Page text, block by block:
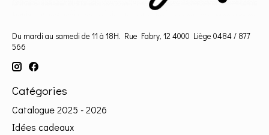
Du mardi au samedi de 11 à 18H. Rue Fabry, 12 4000 Liège 0484 / 877
566
Catégories
Catalogue 2025 - 2026
Idées cadeaux